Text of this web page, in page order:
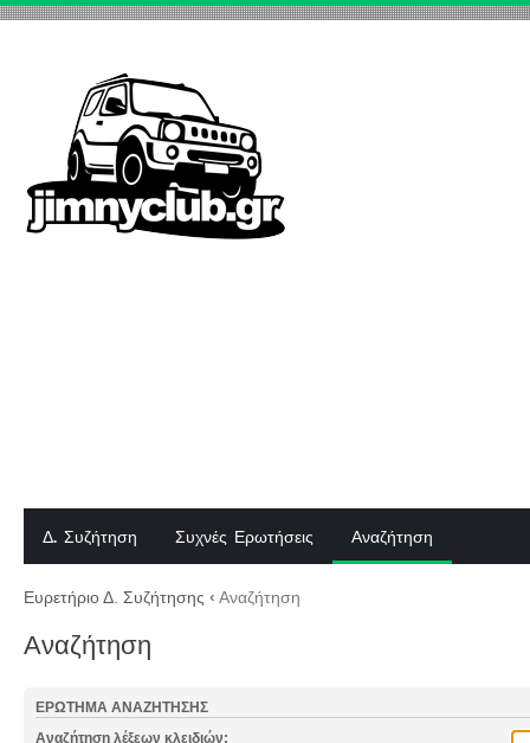
Δ. Συζήτηση Συχνές Ερωτήσεις Αναζήτηση
Ευρετήριο Δ. Συζήτησης ‹ Αναζήτηση
Αναζήτηση
ΕΡΏΤΗΜΑ ΑΝΑΖΉΤΗΣΗΣ
Αναζήτηση λέξεων κλειδιών: